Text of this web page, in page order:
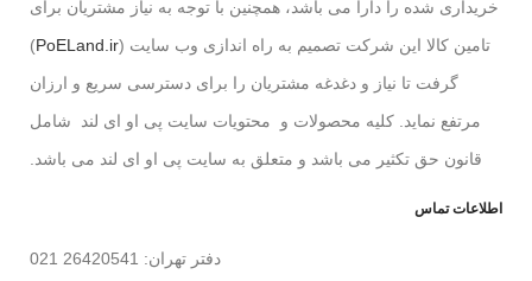
خریداری شده را دارا می باشد، همچنین با توجه به نیاز مشتریان برای
تامین کالا این شرکت تصمیم به راه اندازی وب سایت (PoELand.ir
)
گرفت تا نیاز و دغدغه مشتریان را برای دسترسی سریع و ارزان
مرتفع نماید. کلیه محصولات و محتویات سایت پی او ای لند شامل
قانون حق تکثیر می باشد و متعلق به سایت پی او ای لند می باشد.
اطلاعات تماس
دفتر تهران: 26420541 021